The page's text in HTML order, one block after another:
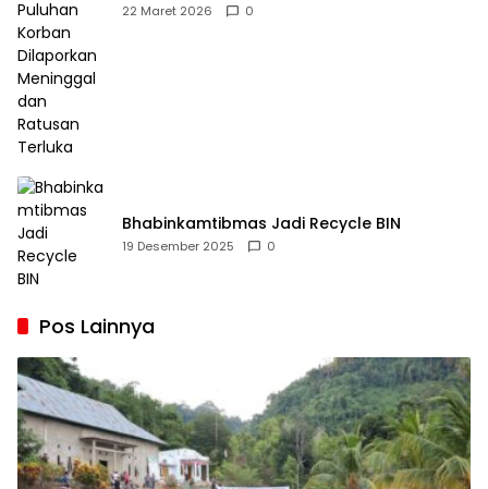
Dilaporkan Meninggal dan Ratusan Terluka
22 Maret 2026 0
Bhabinkamtibmas Jadi Recycle BIN
19 Desember 2025 0
Pos Lainnya